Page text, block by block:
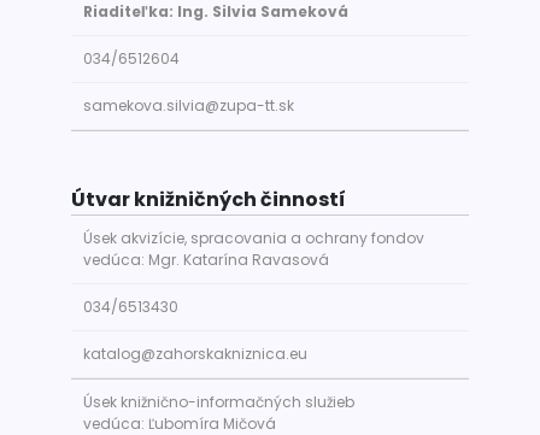
Riaditeľka: Ing. Silvia Sameková
034/6512604
samekova.silvia@zupa-tt.sk
Útvar knižničných činností
Úsek akvizície, spracovania a ochrany fondov
vedúca: Mgr. Katarína Ravasová
034/6513430
katalog@zahorskakniznica.eu
Úsek knižnično-informačných služieb
vedúca: Ľubomíra Mičová